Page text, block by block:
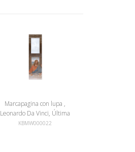
Marcapagina con lupa ,
Leonardo Da Vinci, Última
cena
KBMW000022